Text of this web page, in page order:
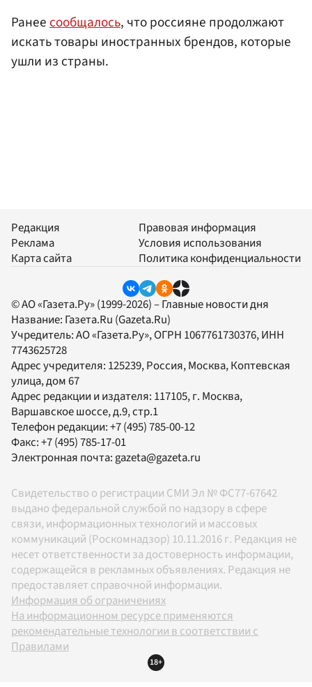
Ранеесообщалось, что россияне продолжают
искать товары иностранных брендов, которые
ушли из страны.
Редакция
Реклама
Карта сайта
Правовая информация
Условия использования
Политика конфиденциальности
© АО «Газета.Ру» (1999-2026) – Главные новости дня
Название: Газета.Ru (Gazeta.Ru)
Учредитель:АО «Газета.Ру», ОГРН 1067761730376, ИНН
7743625728
Адрес учредителя: 125239, Россия, Москва, Коптевская
улица, дом 67
Адрес редакции и издателя: 117105, г. Москва,
Варшавское шоссе, д.9, стр.1
Телефон редакции:+7 (495) 785-00-12
Факс:+7 (495) 785-17-01
Электронная почта:gazeta@gazeta.ru
Свидетельство о регистрации СМИ Эл № ФС77-67642
выдано федеральной службой по надзору в сфере
связи, информационных технологий и массовых
коммуникаций (Роскомнадзор) 10.11.2016 г. Редакция не
несет ответственности за достоверность информации,
содержащейся в рекламных объявлениях. Редакция не
предоставляет справочной информации.
Информация об ограничениях
На информационном ресурсе применяются
рекомендательные технологии в соответствии с
Правилами
18+